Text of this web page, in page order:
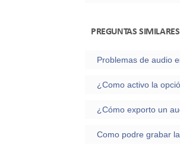
PREGUNTAS SIMILARES